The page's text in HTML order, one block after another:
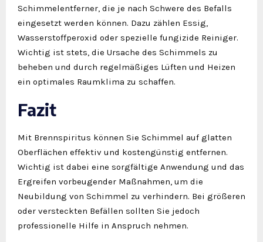
Schimmelentferner, die je nach Schwere des Befalls
eingesetzt werden können. Dazu zählen Essig,
Wasserstoffperoxid oder spezielle fungizide Reiniger.
Wichtig ist stets, die Ursache des Schimmels zu
beheben und durch regelmäßiges Lüften und Heizen
ein optimales Raumklima zu schaffen.
Fazit
Mit Brennspiritus können Sie Schimmel auf glatten
Oberflächen effektiv und kostengünstig entfernen.
Wichtig ist dabei eine sorgfältige Anwendung und das
Ergreifen vorbeugender Maßnahmen, um die
Neubildung von Schimmel zu verhindern. Bei größeren
oder versteckten Befällen sollten Sie jedoch
professionelle Hilfe in Anspruch nehmen.